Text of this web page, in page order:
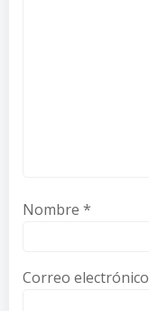
Nombre *
Correo electrónico